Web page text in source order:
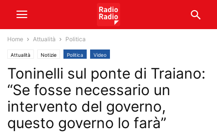
Home Attualità Politica
Attualità Notizie Politica Video
Toninelli sul ponte di Traiano:
“Se fosse necessario un
intervento del governo,
questo governo lo farà”